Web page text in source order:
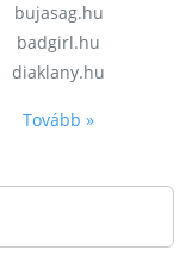
bujasag.hu
badgirl.hu
diaklany.hu
Tovább »